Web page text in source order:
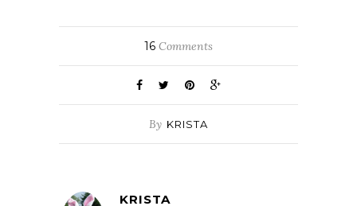
16 Comments
By KRISTA
KRISTA